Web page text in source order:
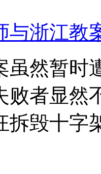
与浙江教
虽然暂时
败者显然
拆毁十字